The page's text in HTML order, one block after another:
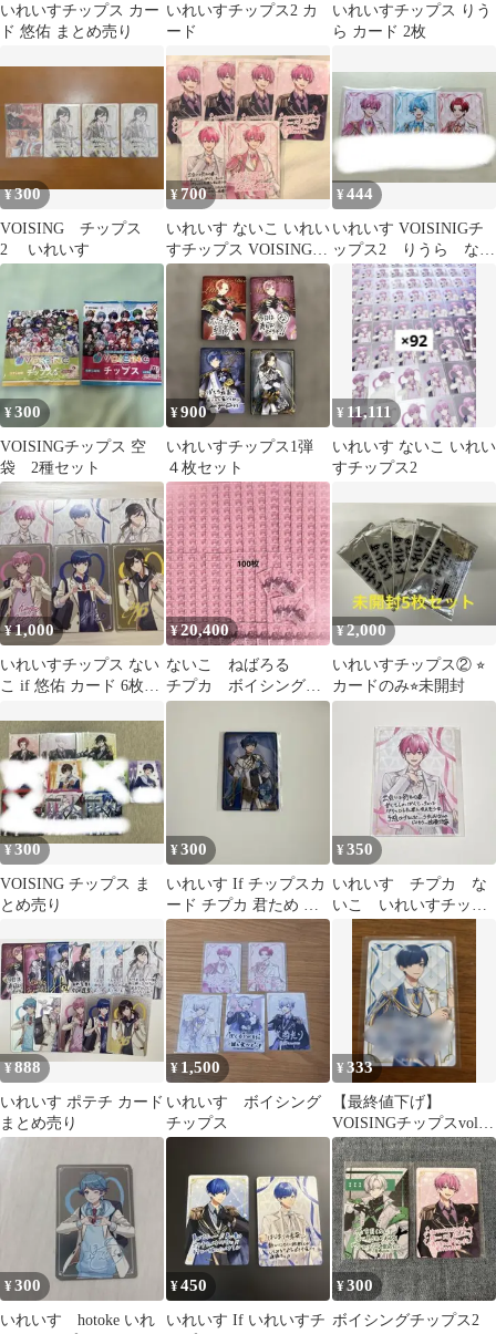
いれいすチップス カー
ド 悠佑 まとめ売り
いれいすチップス2 カ
ード
いれいすチップス りう
ら カード 2枚
¥300
VOISING チップス
2 いれいす
¥700
いれいす ないこ いれい
すチップス VOISINGチ
ップス
¥444
いれいす VOISINIGチ
ップス2 りうら ない
こ -hotoke-
¥300
VOISINGチップス 空
袋 2種セット
¥900
いれいすチップス1弾
４枚セット
¥ 11,111
いれいす ないこ いれい
すチップス2
¥1,000
いれいすチップス ない
こ if 悠佑 カード 6枚セ
¥20,400
ないこ ねばろる
チプカ ボイシングチ
ップス Never&Roll
¥2,000
いれいすチップス② ⭐︎
カードのみ⭐︎未開封
¥300
VOISING チップス ま
とめ売り
¥300
いれいす If チップスカ
ード チプカ 君ため 君
のために生まれてきた
¥350
いれいす チプカ な
いこ いれいすチップ
ス2 ノーマル
¥888
いれいす ポテチ カード
まとめ売り
¥ 1,500
いれいす ボイシング
チップス
¥333
【最終値下げ】
VOISINGチップスvol.2
いれいす If様
¥300
いれいす hotoke いれ
¥450
いれいす If いれいすチ
¥300
ボイシングチップス2